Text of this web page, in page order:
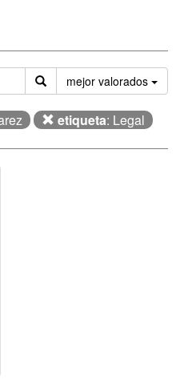
mejor valorados
etiqueta: Legal